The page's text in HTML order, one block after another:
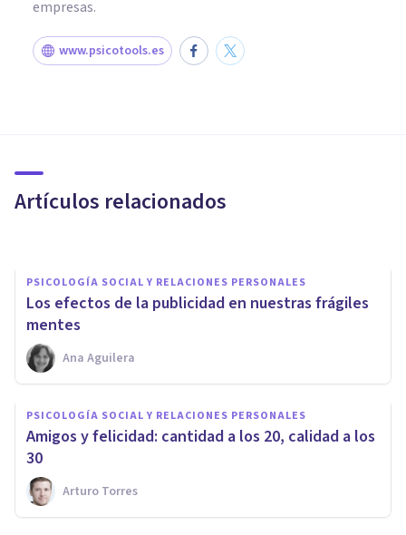
empresas.
www.psicotools.es
Artículos relacionados
Más reconocer y menos criticar
PSICOLOGÍA SOCIAL Y RELACIONES PERSONALES
Los efectos de la publicidad en nuestras frágiles
mentes
Ana Aguilera
PSICOLOGÍA SOCIAL Y RELACIONES PERSONALES
​Amigos y felicidad: cantidad a los 20, calidad a los
30
Arturo Torres
PSICOLOGÍA SOCIAL Y RELACIONES PERSONALES
Bienestar tecnológico
Happiens